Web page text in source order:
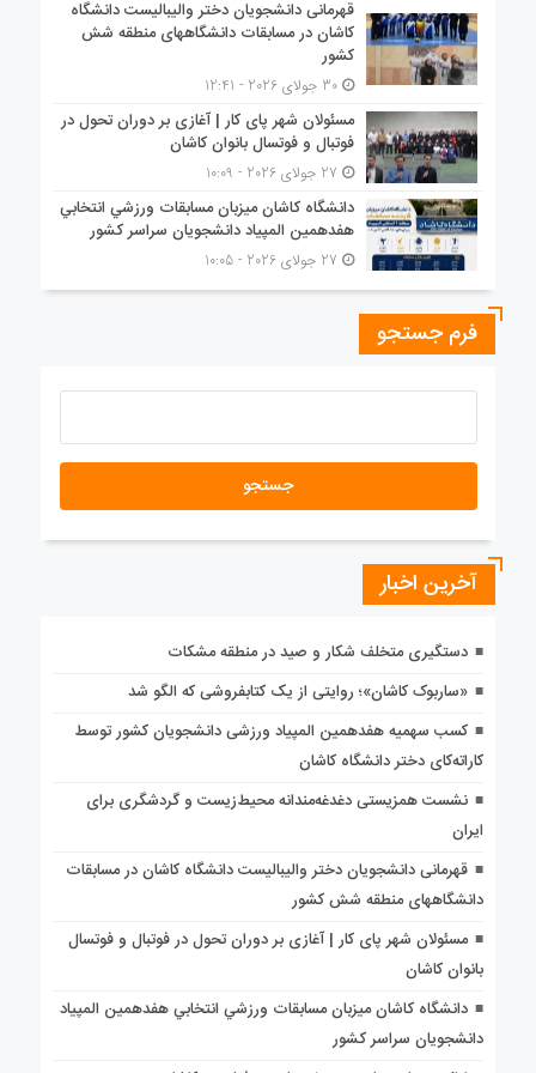
قهرمانی دانشجویان دختر والیبالیست دانشگاه
کاشان در مسابقات دانشگاههای منطقه شش
کشور
30 جولای 2026 - 12:41
مسئولان شهر پای کار | آغازی بر دوران تحول در
فوتبال و فوتسال بانوان کاشان
دانشگاه كاشان ميزبان مسابقات ورزشي انتخابي
هفدهمين المپياد دانشجويان سراسر كشور
فرم جستجو
آخرین اخبار
دستگیری متخلف شکار و صید در منطقه مشکات
«ساربوک کاشان»؛ روایتی از یک کتابفروشی که الگو شد
کسب سهمیه هفدهمین المپیاد ورزشی دانشجویان کشور توسط
کاراته‌کای دختر دانشگاه کاشان
نشست همزیستی دغدغه‌مندانه محیط‌زیست و گردشگری برای
ایران
قهرمانی دانشجویان دختر والیبالیست دانشگاه کاشان در مسابقات
دانشگاههای منطقه شش کشور
مسئولان شهر پای کار | آغازی بر دوران تحول در فوتبال و فوتسال
بانوان کاشان
دانشگاه كاشان ميزبان مسابقات ورزشي انتخابي هفدهمين المپياد
دانشجويان سراسر كشور